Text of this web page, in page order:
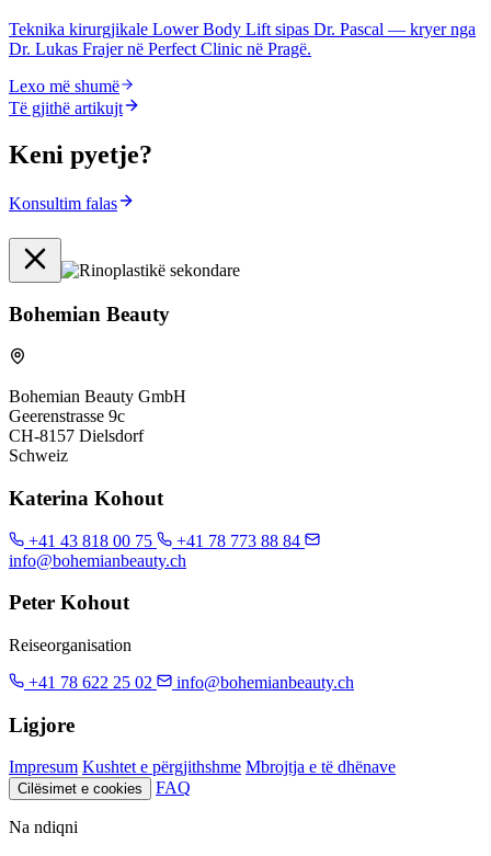
Teknika kirurgjikale Lower Body Lift sipas Dr. Pascal — kryer nga
Dr. Lukas Frajer në Perfect Clinic në Pragë.
Lexo më shumë
Të gjithë artikujt
Keni pyetje?
Konsultim falas
Bohemian Beauty
Bohemian Beauty GmbH
Geerenstrasse 9c
CH-8157 Dielsdorf
Schweiz
Katerina Kohout
+41 43 818 00 75
+41 78 773 88 84
info@bohemianbeauty.ch
Peter Kohout
Reiseorganisation
+41 78 622 25 02
info@bohemianbeauty.ch
Ligjore
Impresum Kushtet e përgjithshme Mbrojtja e të dhënave
Cilësimet e cookies FAQ
Na ndiqni